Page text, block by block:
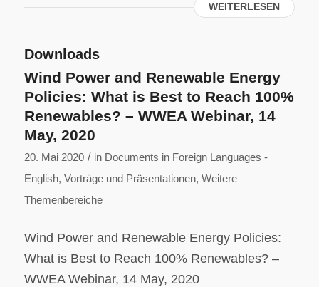
WEITERLESEN
Downloads
Wind Power and Renewable Energy
Policies: What is Best to Reach 100%
Renewables? – WWEA Webinar, 14
May, 2020
20. Mai 2020 / in Documents in Foreign Languages -
English, Vorträge und Präsentationen, Weitere
Themenbereiche
Wind Power and Renewable Energy Policies:
What is Best to Reach 100% Renewables? –
WWEA Webinar, 14 May, 2020